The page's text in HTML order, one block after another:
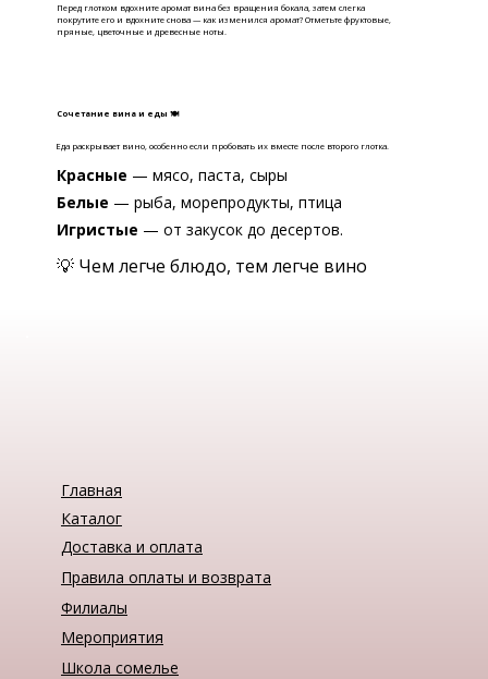
Перед глотком вдохните аромат вина без вращения бокала, затем слегка
покрутите его и вдохните снова — как изменился аромат? Отметьте фруктовые,
пряные, цветочные и древесные ноты.
Сочетание вина и еды 🍽
Еда раскрывает вино, особенно если пробовать их вместе после второго глотка.
Красные — мясо, паста, сыры
Белые — рыба, морепродукты, птица
Игристые — от закусок до десертов.
💡 Чем легче блюдо, тем легче вино
Главная
Каталог
Доставка и оплата
Правила оплаты и возврата
Филиалы
Мероприятия
Школа сомелье